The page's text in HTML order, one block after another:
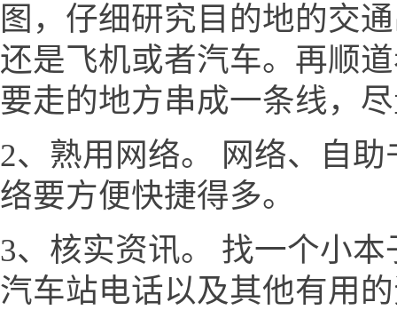
图，仔细研究目的地的交
还是飞机或者汽车。再顺
要走的地方串成一条线，
2、熟用网络。 网络、自
络要方便快捷得多。
3、核实资讯。 找一个小
汽车站电话以及其他有用